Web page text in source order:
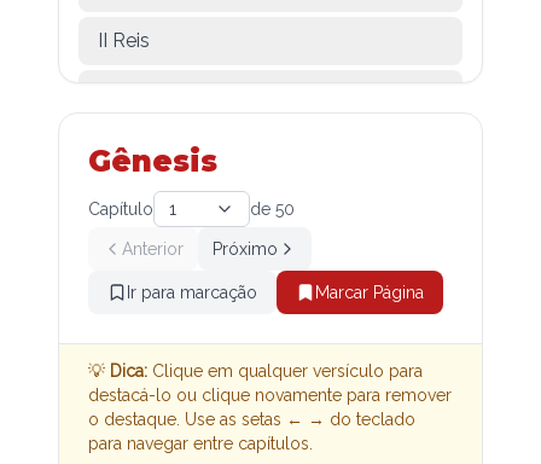
II Reis
II Crônicas
Esdras
Neemias
Tobias
Judite
Ester
Gênesis
Capítulo 1 de 50
Anterior Próximo
Ir para marcação Marcar Página
💡 Dica: Clique em qualquer versículo para
destacá-lo ou clique novamente para remover
o destaque. Use as setas ← → do teclado
para navegar entre capítulos.